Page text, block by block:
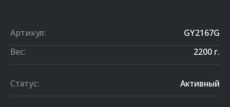
Артикул:
GY2167G
Вес:
2200 г.
Статус: Активный